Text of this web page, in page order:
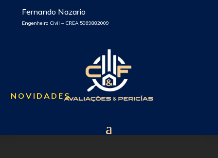
Fernando Nazario
Engenheiro Civil – CREA 5069882009
NOVIDADES